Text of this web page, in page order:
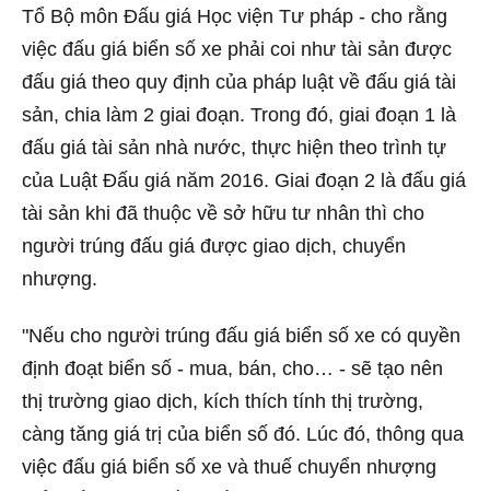
Tổ Bộ môn Đấu giá Học viện Tư pháp - cho rằng
việc đấu giá biển số xe phải coi như tài sản được
đấu giá theo quy định của pháp luật về đấu giá tài
sản, chia làm 2 giai đoạn. Trong đó, giai đoạn 1 là
đấu giá tài sản nhà nước, thực hiện theo trình tự
của Luật Đấu giá năm 2016. Giai đoạn 2 là đấu giá
tài sản khi đã thuộc về sở hữu tư nhân thì cho
người trúng đấu giá được giao dịch, chuyển
nhượng.
"Nếu cho người trúng đấu giá biển số xe có quyền
định đoạt biển số - mua, bán, cho… - sẽ tạo nên
thị trường giao dịch, kích thích tính thị trường,
càng tăng giá trị của biển số đó. Lúc đó, thông qua
việc đấu giá biển số xe và thuế chuyển nhượng